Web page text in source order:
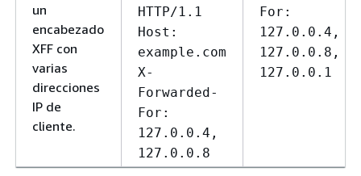
un
encabezado
XFF con
varias
direcciones
IP de
cliente.
HTTP/1.1
Host:
example.com
X-
Forwarded-
For:
127.0.0.4,
127.0.0.8
For:
127.0.0.4,
127.0.0.8,
127.0.0.1